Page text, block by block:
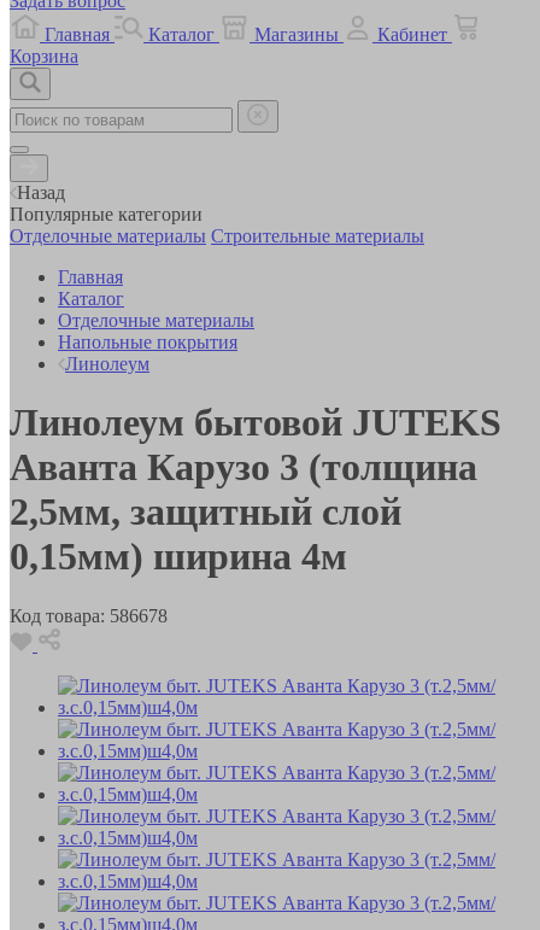
Главная
Каталог Магазины
Кабинет
Корзина
Назад
Популярные категории
Отделочные материалы Строительные материалы
Главная
Каталог
Отделочные материалы
Напольные покрытия
Линолеум
Линолеум бытовой JUTEKS
Аванта Карузо 3 (толщина
2,5мм, защитный слой
0,15мм) ширина 4м
Код товара: 586678